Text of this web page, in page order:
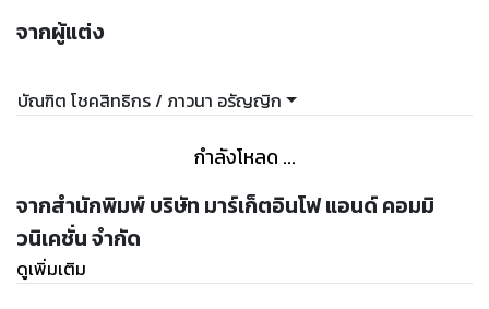
จากผู้แต่ง
บัณฑิต โชคสิทธิกร / ภาวนา อรัญญิก
กำลังโหลด ...
จากสำนักพิมพ์ บริษัท มาร์เก็ตอินโฟ แอนด์ คอมมิ
วนิเคชั่น จำกัด
ดูเพิ่มเติม